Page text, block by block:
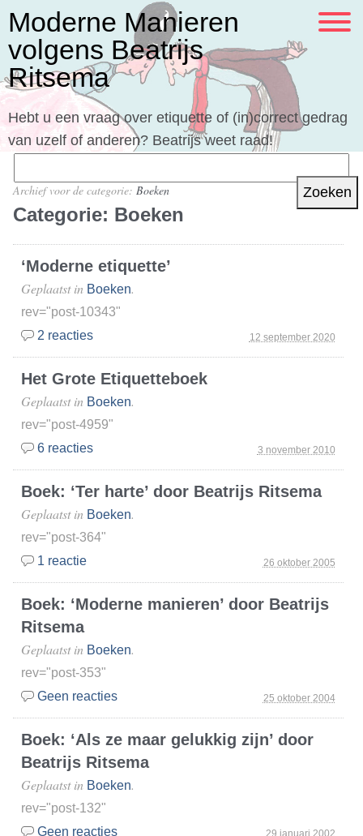
Moderne Manieren
volgens Beatrijs
Ritsema
Hebt u een vraag over etiquette of (in)correct gedrag
van uzelf of anderen? Beatrijs weet raad!
naar:
Archief voor de categorie: Boeken
Categorie: Boeken
‘Moderne etiquette’
12 september 2020
Geplaatst in Boeken.
rev="post-10343"
2 reacties
Het Grote Etiquetteboek
3 november 2010
Geplaatst in Boeken.
rev="post-4959"
6 reacties
Boek: ‘Ter harte’ door Beatrijs Ritsema
26 oktober 2005
Geplaatst in Boeken.
rev="post-364"
1 reactie
Boek: ‘Moderne manieren’ door Beatrijs
Ritsema
25 oktober 2004
Geplaatst in Boeken.
rev="post-353"
Geen reacties
Boek: ‘Als ze maar gelukkig zijn’ door
Beatrijs Ritsema
29 januari 2002
Geplaatst in Boeken.
rev="post-132"
Geen reacties